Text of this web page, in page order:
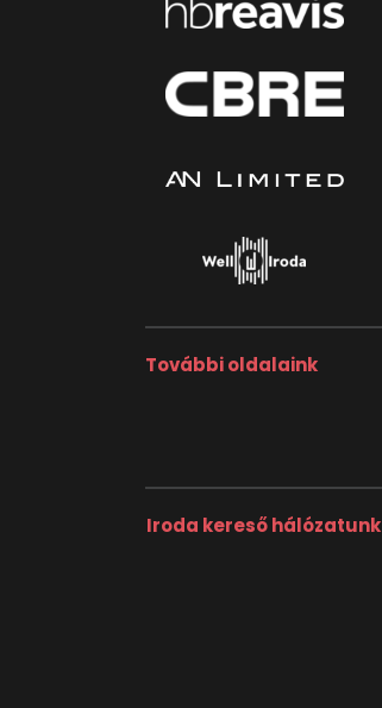
További oldalaink
Iroda kereső hálózatunk